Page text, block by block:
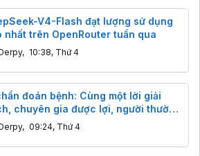
V4-Flash đạt lượng sử dụng
nhất trên OpenRouter tuần qua
, 10:38, Thứ 4
đoán bệnh: Cùng một lời giải
chuyên gia được lợi, người thường
, 09:24, Thứ 4